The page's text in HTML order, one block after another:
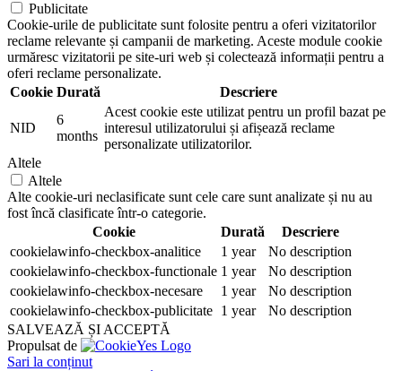
Publicitate
Cookie-urile de publicitate sunt folosite pentru a oferi vizitatorilor
reclame relevante și campanii de marketing. Aceste module cookie
urmăresc vizitatorii pe site-uri web și colectează informații pentru a
oferi reclame personalizate.
Cookie Durată Descriere
NID
6
months
Acest cookie este utilizat pentru un profil bazat pe
interesul utilizatorului și afișează reclame
personalizate utilizatorilor.
Altele
Altele
Alte cookie-uri neclasificate sunt cele care sunt analizate și nu au
fost încă clasificate într-o categorie.
Cookie
Durată
Descriere
cookielawinfo-checkbox-analitice
1 year
No description
cookielawinfo-checkbox-functionale 1 year
No description
cookielawinfo-checkbox-necesare
1 year
No description
cookielawinfo-checkbox-publicitate 1 year
No description
SALVEAZĂ ȘI ACCEPTĂ
Propulsat de
Sari la conținut